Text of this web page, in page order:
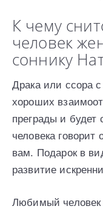
К чему
человек
соннику
Драка или ссора
хороших
преграды и будет
человека говорит
вам. Подарок в
развитие
Любимый человек